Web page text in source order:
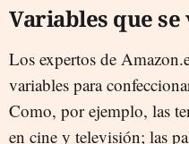
Variables que
Los expertos de
variables para
Como, por ejemplo, las
en cine y televisión; las